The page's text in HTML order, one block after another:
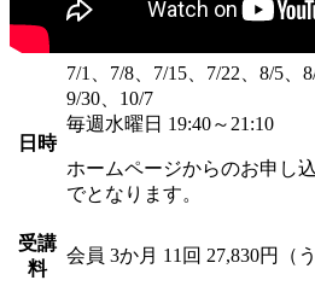
日時
7/1、7/8、7/15、7/22、8/5、
9/30、10/7
毎週水曜日 19:40～21:10
ホームページからのお申し
でとなります。
受講
料
会員 3か月 11回 27,830円（